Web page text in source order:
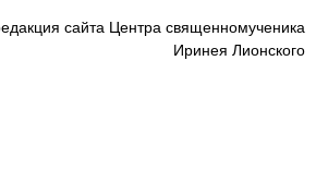
сайта Центра священномученика
Иринея Лионского